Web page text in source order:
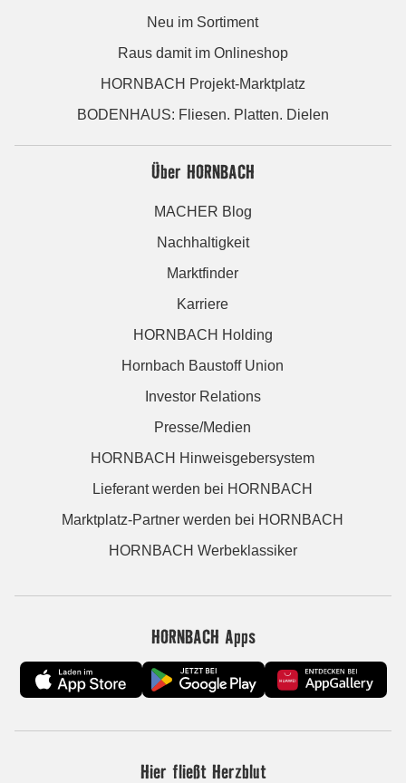
Neu im Sortiment
Raus damit im Onlineshop
HORNBACH Projekt-Marktplatz
BODENHAUS: Fliesen. Platten. Dielen
Über HORNBACH
MACHER Blog
Nachhaltigkeit
Marktfinder
Karriere
HORNBACH Holding
Hornbach Baustoff Union
Investor Relations
Presse/Medien
HORNBACH Hinweisgebersystem
Lieferant werden bei HORNBACH
Marktplatz-Partner werden bei HORNBACH
HORNBACH Werbeklassiker
HORNBACH Apps
Hier fließt Herzblut